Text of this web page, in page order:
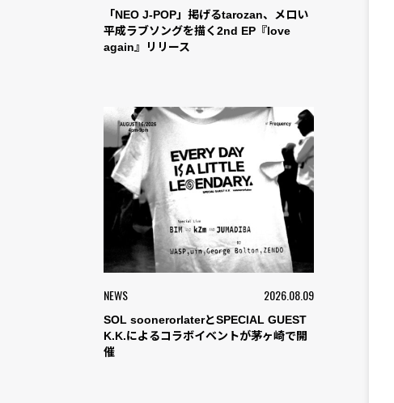
「NEO J-POP」掲げるtarozan、メロい
平成ラブソングを描く2nd EP『love
again』リリース
NEWS 2026.08.09
SOL soonerorlaterとSPECIAL GUEST
K.K.によるコラボイベントが茅ヶ崎で開
催